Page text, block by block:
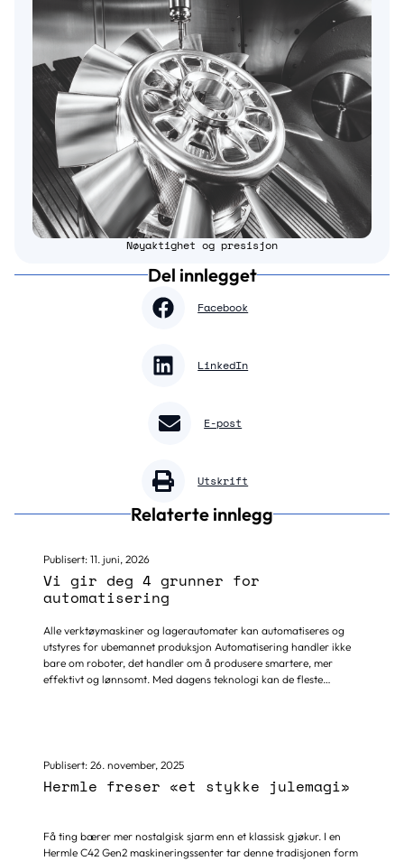
Nøyaktighet og presisjon
Del innlegget
Facebook
LinkedIn
E-post
Utskrift
Relaterte innlegg
Publisert: 11. juni, 2026
Vi gir deg 4 grunner for
automatisering
Alle verktøymaskiner og lagerautomater kan automatiseres og
utstyres for ubemannet produksjon Automatisering handler ikke
bare om roboter, det handler om å produsere smartere, mer
effektivt og lønnsomt. Med dagens teknologi kan de fleste
kan produksjonen gå kontinuerlig med høy kvalitet og minimal
Publisert: 26. november, 2025
Hermle freser «et stykke julemagi»
Få ting bærer mer nostalgisk sjarm enn et klassisk gjøkur. I en
Hermle C42 Gen2 maskineringssenter tar denne tradisjonen form